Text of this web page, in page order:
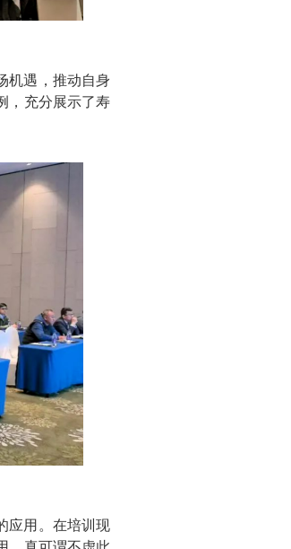
机遇，推动自身
，充分展示了寿
应用。在培训现